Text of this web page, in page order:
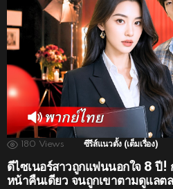
180 Views ซีรีส์แนวตั้ง (เต็มเรื่อง)
ดีไซเนอร์สาวถูกแฟนนอกใจ 8 ปี
หน้าคืนเดียว จนถูกเขาตามดูแลต